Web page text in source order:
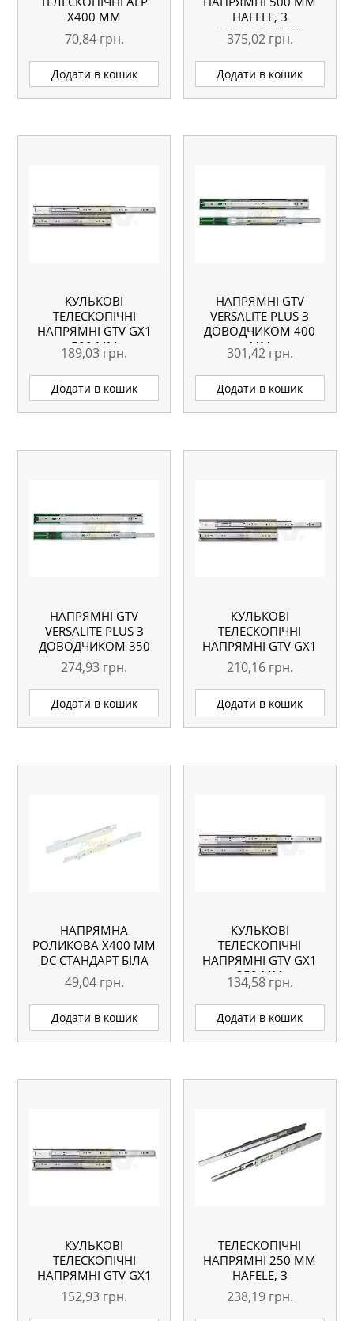
Х400 ММ
70,84 грн.
Додати в кошик
HAFELE, З
ДОВОДЧИКОМ,
ПОВНОГО
ВИСУНЕННЯ
375,02 грн.
Додати в кошик
КУЛЬКОВІ
ТЕЛЕСКОПІЧНІ
НАПРЯМНІ GTV GX1
500 ММ
189,03 грн.
Додати в кошик
НАПРЯМНІ GTV
VERSALITE PLUS З
ДОВОДЧИКОМ 400
ММ
301,42 грн.
Додати в кошик
НАПРЯМНІ GTV
VERSALITE PLUS З
ДОВОДЧИКОМ 350
ММ
274,93 грн.
Додати в кошик
КУЛЬКОВІ
ТЕЛЕСКОПІЧНІ
НАПРЯМНІ GTV GX1
550 ММ
210,16 грн.
Додати в кошик
НАПРЯМНА
РОЛИКОВА X400 ММ
DC СТАНДАРТ БІЛА
49,04 грн.
Додати в кошик
КУЛЬКОВІ
ТЕЛЕСКОПІЧНІ
НАПРЯМНІ GTV GX1
350 ММ
134,58 грн.
Додати в кошик
КУЛЬКОВІ
ТЕЛЕСКОПІЧНІ
НАПРЯМНІ GTV GX1
400 ММ
152,93 грн.
ТЕЛЕСКОПІЧНІ
НАПРЯМНІ 250 ММ
HAFELE, З
ДОВОДЧИКОМ,
ПОВНОГО
238,19 грн.